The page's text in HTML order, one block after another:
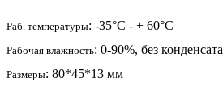
Раб. температуры: -35°C - + 60°C
Рабочая влажность: 0-90%, без конденсата
Размеры: 80*45*13 мм